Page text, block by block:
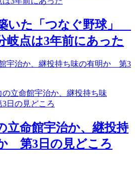
いた「つなぐ野球」
岐点は3年前にあった
宇治か、継投持ち味の有明か 第3
立命館宇治か、継投持
第3日の見どころ